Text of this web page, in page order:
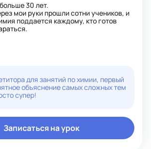
30 лет.
мои руки прошли сотни учеников, и
поддается каждому, кто готов
ОГЭ и ЕГЭ на высокие баллы,
олимпиад. Но главная
Многие из них выбрали медицину —
вузы, успешно их окончили и
жизни. Работают врачами, хирургами,
И я знаю, что мой предмет заложил в
— умение думать, анализировать, не
химии. Я помогаю найти свой путь,
и получить результат, который
на всю жизнь.
для занятий по химии, первый
объяснение самых сложных тем
супер!
Записаться на урок